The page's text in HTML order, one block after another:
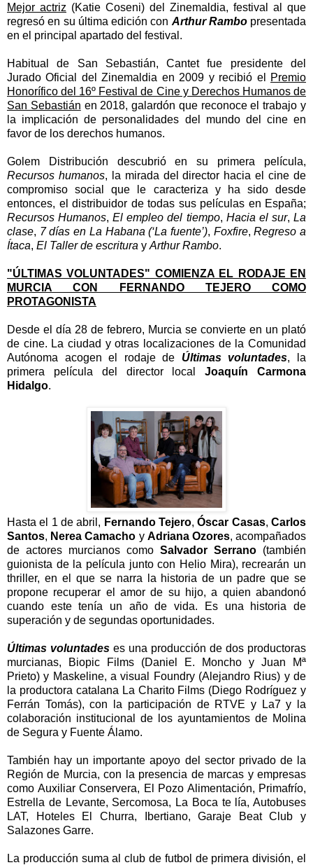
Mejor actriz (Katie Coseni) del Zinemaldia, festival al que
regresó en su última edición con Arthur Rambopresentada
en el principal apartado del festival.
Habitual de San Sebastián, Cantet fue presidente del
Jurado Oficial del Zinemaldia en 2009 y recibió el
Premio
Honorífico del 16º Festival de Cine y Derechos Humanos de
San Sebastián en 2018, galardón que reconoce el trabajo y
la implicación de personalidades del mundo del cine en
favor de los derechos humanos.
Golem Distribución descubrió en su primera película,
Recursos humanos, la mirada del director hacia el cine de
compromiso social que le caracteriza y ha sido desde
entonces, el distribuidor de todas sus películas en España;
Recursos Humanos,El empleo del tiempo, Hacia el sur,La
clase, 7 días en La Habana (‘La fuente’), Foxfire,Regreso a
Ítaca, El Taller de escritura y Arthur Rambo.
"ÚLTIMAS VOLUNTADES" COMIENZA EL RODAJE EN
MURCIA CON FERNANDO TEJERO COMO
PROTAGONISTA
Desde el día 28 de febrero, Murcia se convierte en un plató
de cine. La ciudad y otras localizaciones de la Comunidad
Autónoma acogen el rodaje de Últimas voluntades, la
primera película del director localJoaquín Carmona
Hidalgo.
Hasta el 1 de abril, Fernando Tejero,Óscar Casas,Carlos
Santos, Nerea Camacho y Adriana Ozores, acompañados
de actores murcianos como Salvador Serrano (también
guionista de la película junto con Helio Mira), recrearán un
thriller, en el que se narra la historia de un padre que se
propone recuperar el amor de su hijo, a quien abandonó
cuando este tenía un año de vida. Es una historia de
superación y de segundas oportunidades.
Últimas voluntades es una producción de dos productoras
murcianas, Biopic Films (Daniel E. Moncho y Juan Mª
Prieto) y Maskeline, a visual Foundry (Alejandro Rius) y de
la productora catalana La Charito Films (Diego Rodríguez y
Ferrán Tomás), con la participación de RTVE y La7 y la
colaboración institucional de los ayuntamientos de Molina
de Segura y Fuente Álamo.
También hay un importante apoyo del sector privado de la
Región de Murcia, con la presencia de marcas y empresas
como Auxiliar Conservera, El Pozo Alimentación, Primafrío,
Estrella de Levante, Sercomosa, La Boca te lía, Autobuses
LAT, Hoteles El Churra, Ibertiano, Garaje Beat Club y
Salazones Garre.
La producción suma al club de futbol de primera división, el